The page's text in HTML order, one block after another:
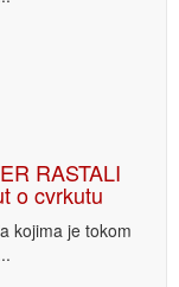
RASTALI
o cvrkutu
kojima je tokom